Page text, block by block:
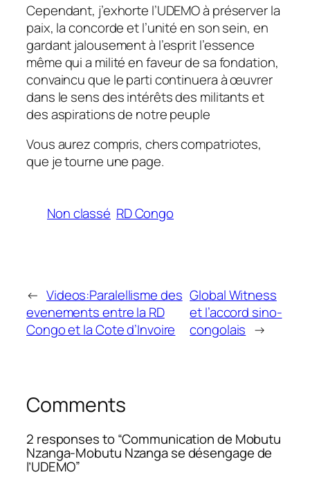
Cependant, j’exhorte l’UDEMO à préserver la
paix, la concorde et l’unité en son sein, en
gardant jalousement à l’esprit l’essence
même qui a milité en faveur de sa fondation,
convaincu que le parti continuera à œuvrer
dans le sens des intérêts des militants et
des aspirations de notre peuple
Vous aurez compris, chers compatriotes,
que je tourne une page.
Non classé RD Congo
← Videos:Paralellisme des
evenements entre la RD
Congo et la Cote d’Invoire
Global Witness
et l’accord sino-
congolais →
Comments
2 responses to “Communication de Mobutu
Nzanga-Mobutu Nzanga se désengage de
l’UDEMO”